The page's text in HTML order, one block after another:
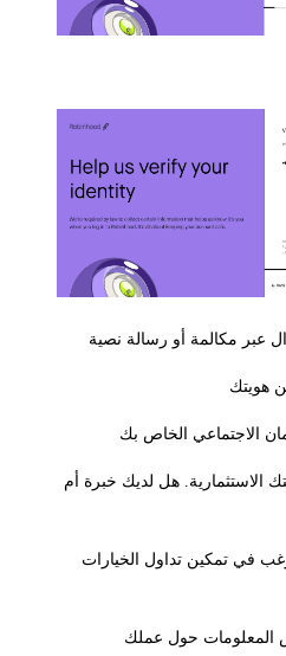
عبر مكالمة أو رسالة نصية
هويتك
الاجتماعي الخاص بك
هل لديك خبرة أم
في تمكين تداول الخيارات
حول عملك